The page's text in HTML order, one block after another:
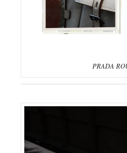
PRADA